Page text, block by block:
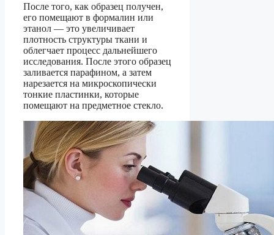
После того, как образец получен,
его помещают в формалин или
этанол — это увеличивает
плотность структуры ткани и
облегчает процесс дальнейшего
исследования. После этого образец
заливается парафином, а затем
нарезается на микроскопически
тонкие пластинки, которые
помещают на предметное стекло.